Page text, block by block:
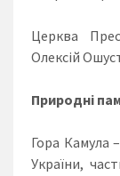
Церква
Олексій
Природні
Гора Камула
України,